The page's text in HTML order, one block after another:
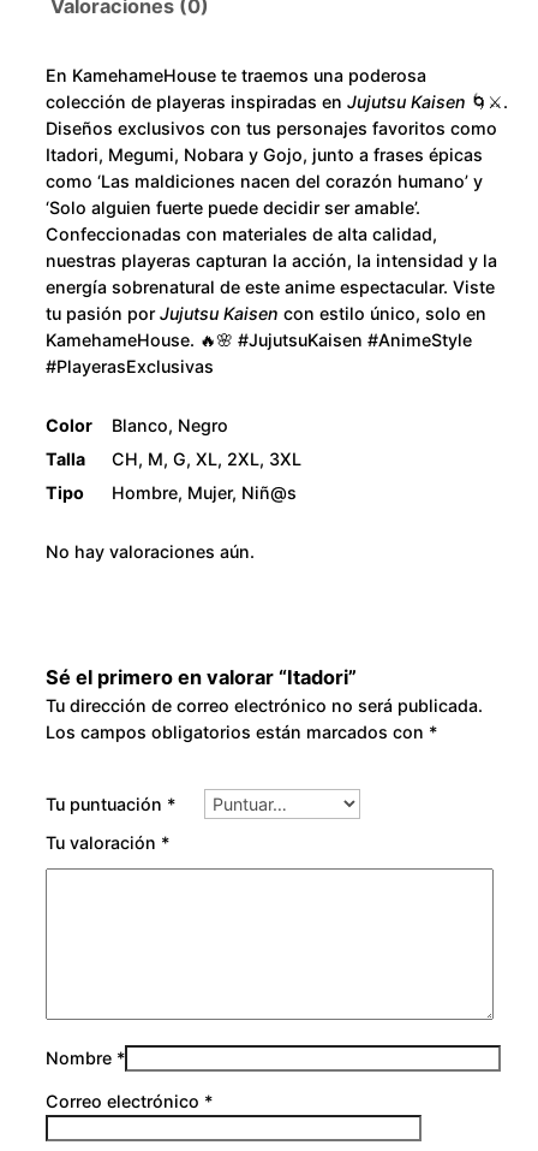
u
g
h
$
2
8
Valoraciones (0)
En KamehameHouse te traemos una poderosa
colección de playeras inspiradas enJujutsu Kaisen 🌀⚔️.
Diseños exclusivos con tus personajes favoritos como
Itadori, Megumi, Nobara y Gojo, junto a frases épicas
como ‘Las maldiciones nacen del corazón humano’ y
‘Solo alguien fuerte puede decidir ser amable’.
Confeccionadas con materiales de alta calidad,
nuestras playeras capturan la acción, la intensidad y la
energía sobrenatural de este anime espectacular. Viste
tu pasión porJujutsu Kaisen con estilo único, solo en
KamehameHouse. 🔥🌸 #JujutsuKaisen #AnimeStyle
#PlayerasExclusivas
Color
Blanco, Negro
Talla
CH, M, G, XL, 2XL, 3XL
Tipo
Hombre, Mujer, Niñ@s
No hay valoraciones aún.
Sé el primero en valorar “Itadori”
Tu dirección de correo electrónico no será publicada.
Los campos obligatorios están marcados con *
Tu puntuación *
Tu valoración *
Nombre *
Correo electrónico *